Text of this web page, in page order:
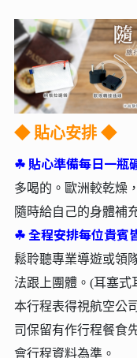
◆ 貼心安排 ◆
☘︎ 貼心準備每日一瓶
多喝的。歐洲較乾燥
隨時給自己的身體補
☘︎全程安排每位貴賓
鬆聆聽專業導遊或領
法跟上團體。(耳塞式
本行程表得視航空公
司保留有作行程餐食
會行程資料為準。